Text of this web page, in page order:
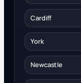
Cardiff
York
Newcastle